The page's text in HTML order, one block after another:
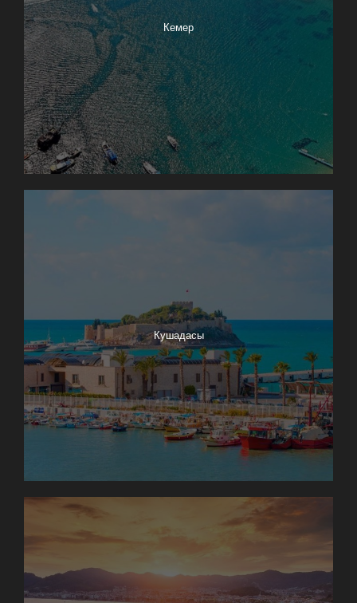
Кемер
Кушадасы